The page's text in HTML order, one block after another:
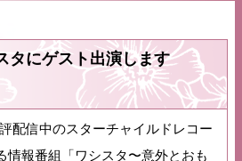
タにゲスト出演します
配信中のスターチャイルドレコー
情報番組「ワシスタ〜意外とおも